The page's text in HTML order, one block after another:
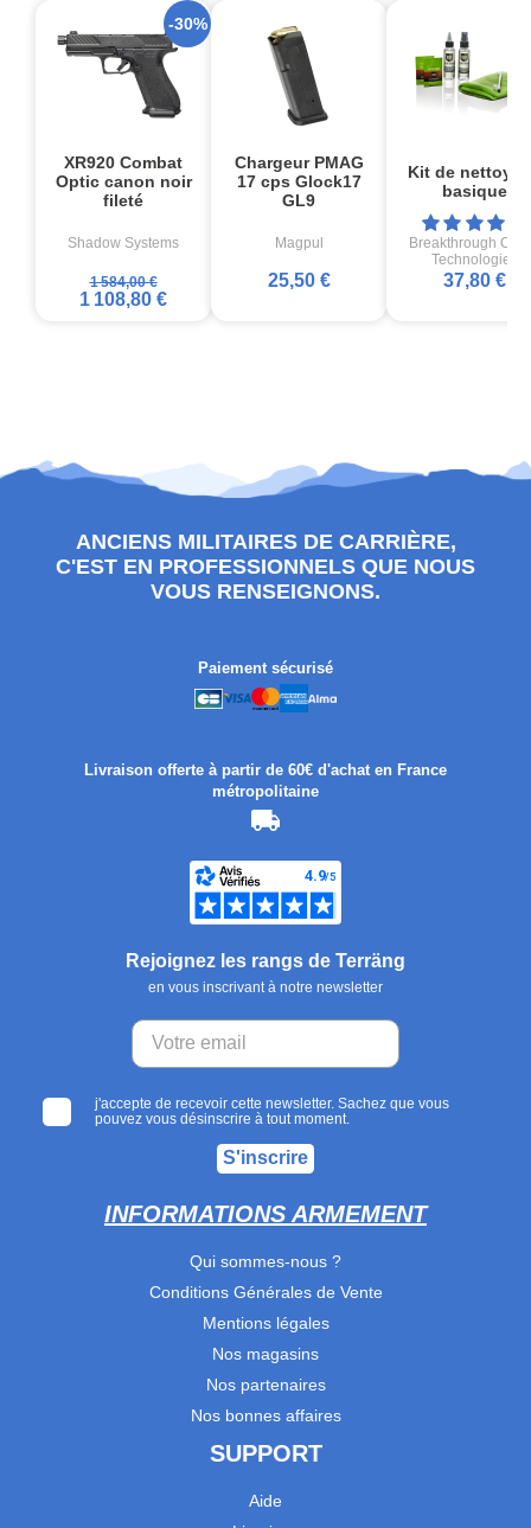
XR920 Combat
Optic canon noir
fileté
Shadow Systems
1 584,00 €
1 108,80 €
-30%
Chargeur PMAG
17 cps Glock17
GL9
Magpul
25,50 €
Kit de
basique
Breakthrough
Technologies
37,80 €
ANCIENS MILITAIRES DE CARRIÈRE,
C'EST EN PROFESSIONNELS QUE NOUS
VOUS RENSEIGNONS.
Paiement sécurisé
Livraison offerte à partir de 60€ d'achat en France
métropolitaine
Rejoignez les rangs de Terräng
en vous inscrivant à notre newsletter
j'accepte de recevoir cette newsletter. Sachez que vous
pouvez vous désinscrire à tout moment.
S'inscrire
INFORMATIONS ARMEMENT
Qui sommes-nous ?
Conditions Générales de Vente
Mentions légales
Nos magasins
Nos partenaires
Nos bonnes affaires
SUPPORT
Aide